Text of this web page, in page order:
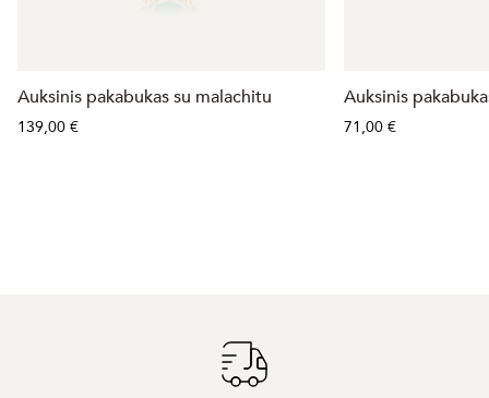
Auksinis pakabukas su malachitu
139,00 €
Auksinis
71,00 €